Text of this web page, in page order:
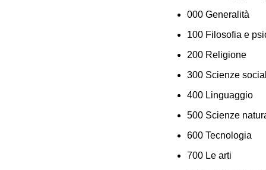
000 Generalità
100 Filosofia e
200 Religione
300 Scienze
400 Linguaggio
500 Scienze
600 Tecnologia
700 Le arti